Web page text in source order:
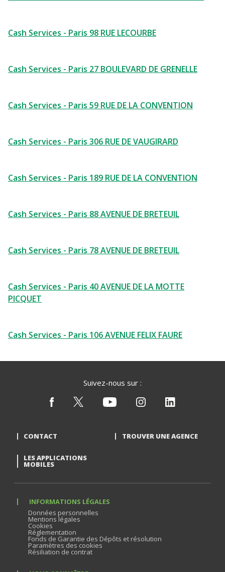
Cash Services - Paris 98 RUE LECOURBE
Cash Services - Paris 27 BOULEVARD DE GRENELLE
Cash Services - Paris 59 RUE DE LA CONVENTION
Cash Services - Paris 306 RUE DE VAUGIRARD
Cash Services - Paris 189 RUE DE LA CONVENTION
Cash Services - Paris 88 AVENUE DE BRETEUIL
Cash Services - Paris 78 AVENUE DE BRETEUIL
Cash Services - Paris 40 AVENUE DE LA MOTTE
PICQUET
Cash Services - Paris 106 AVENUE FELIX FAURE
Suivez-nous sur :
CONTACT TROUVER UNE AGENCE
LES APPLICATIONS
MOBILES
INFORMATIONS LÉGALES
Données personnelles
Mentions légales
Cookies
Réglementation
Fonds de Garantie des Dépôts et résolution
Paramètres des cookies
Résiliation de contrat